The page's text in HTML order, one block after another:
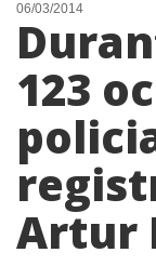
NOTÍCIAS
LISTA DIGITAL
TELEFONES ÚTEIS
QUEM SOMOS
CONTATO
ANUNCIE
06/03/2014
123
Artur